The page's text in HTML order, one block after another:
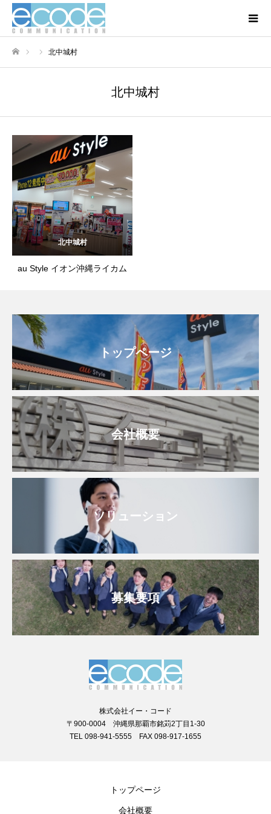
北中城村
北中城村
北中城村
au Style イオン沖縄ライカム
トップページ
会社概要
ソリューション
募集要項
株式会社イー・コード
〒900-0004 沖縄県那覇市銘苅2丁目1-30
TEL 098-941-5555 FAX 098-917-1655
トップページ
会社概要